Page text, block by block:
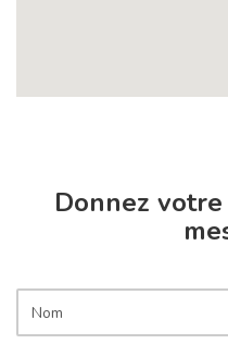
Donnez